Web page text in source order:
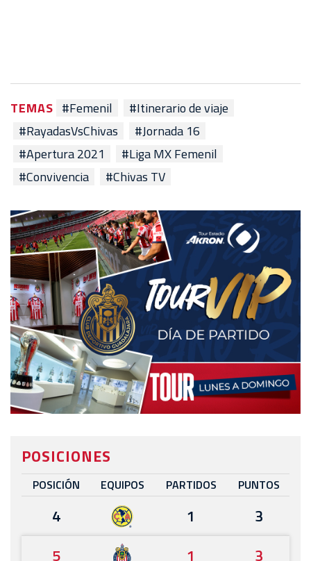
TEMAS #Femenil
#Itinerario de viaje
#RayadasVsChivas
#Jornada 16
#Apertura 2021
#Liga MX Femenil
#Convivencia
#Chivas TV
POSICIONES
POSICIÓN EQUIPOS PARTIDOS PUNTOS
4 1
3
5
1
3